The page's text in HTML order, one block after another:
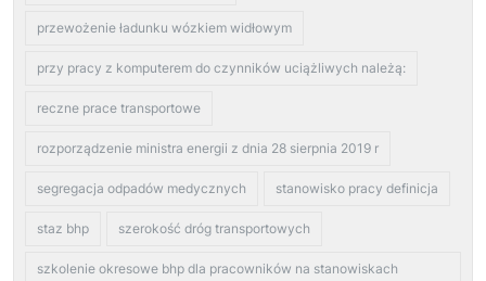
przewożenie ładunku wózkiem widłowym
przy pracy z komputerem do czynników uciążliwych należą:
reczne prace transportowe
rozporządzenie ministra energii z dnia 28 sierpnia 2019 r
segregacja odpadów medycznych stanowisko pracy definicja
staz bhp szerokość dróg transportowych
szkolenie okresowe bhp dla pracowników na stanowiskach